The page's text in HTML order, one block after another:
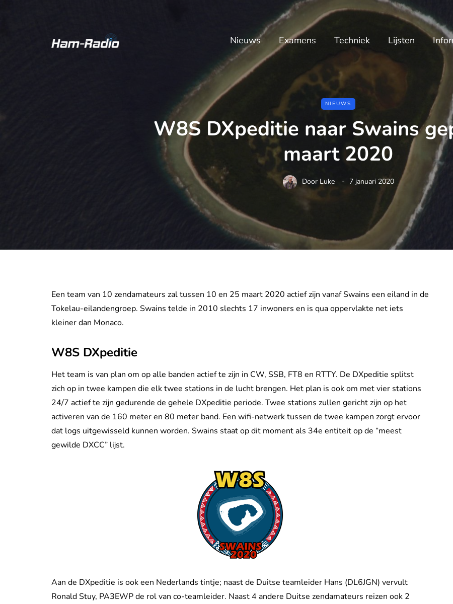
Nieuws Examens Techniek Lijsten
NIEUWS
W8S DXpeditie naar Swains
maart 2020
Door Luke 7 januari 2020
Een team van 10 zendamateurs zal tussen 10 en 25 maart 2020 actief zijn vanaf Swains een eiland in de
Tokelau-eilandengroep. Swains telde in 2010 slechts 17 inwoners en is qua oppervlakte net iets
kleiner dan Monaco.
W8S DXpeditie
Het team is van plan om op alle banden actief te zijn in CW, SSB, FT8 en RTTY. De DXpeditie splitst
zich op in twee kampen die elk twee stations in de lucht brengen. Het plan is ook om met vier stations
24/7 actief te zijn gedurende de gehele DXpeditie periode. Twee stations zullen gericht zijn op het
activeren van de 160 meter en 80 meter band. Een wifi-netwerk tussen de twee kampen zorgt ervoor
dat logs uitgewisseld kunnen worden. Swains staat op dit moment als 34e entiteit op de “meest
gewilde DXCC” lijst.
Aan de DXpeditie is ook een Nederlands tintje; naast de Duitse teamleider Hans (DL6JGN) vervult
Ronald Stuy, PA3EWP de rol van co-teamleider. Naast 4 andere Duitse zendamateurs reizen ook 2